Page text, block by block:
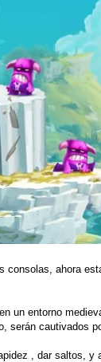
consolas, ahora
un entorno
serán cautivados
, dar saltos, y